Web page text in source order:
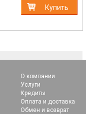
Купить
О компании
Услуги
Кредиты
Оплата и доставка
Обмен и возврат